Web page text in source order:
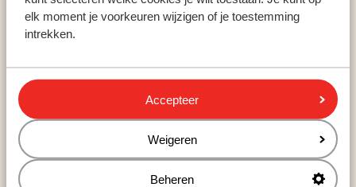
elk moment je voorkeuren wijzigen of je toestemming
intrekken.
Accepteer
Weigeren
Beheren
Kreta
Gran Canaria
Populaire bestemmingen